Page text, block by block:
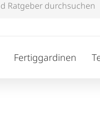
Fertiggardinen